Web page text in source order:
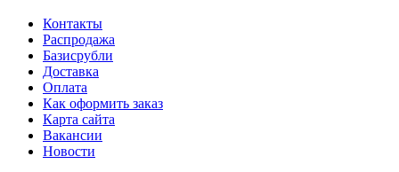
Контакты
Распродажа
Базисрубли
Доставка
Оплата
Как оформить заказ
Карта сайта
Вакансии
Новости